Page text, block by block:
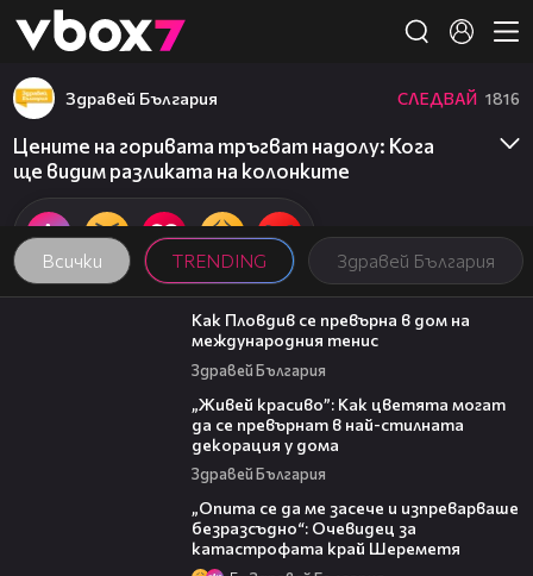
👾
Всички TRENDING Здравей България
Здравей България СЛЕДВАЙ 1816
Цените на горивата тръгват надолу: Кога
ще видим разликата на колонките
03:09
Как Пловдив се превърна в дом на
международния тенис
Здравей България
„Живей красиво”: Как цветята могат
да се превърнат в най-стилната
декорация у дома
Здравей България
„Опита се да ме засече и изпреварваше
безразсъдно“: Очевидец за
катастрофата край Шереметя